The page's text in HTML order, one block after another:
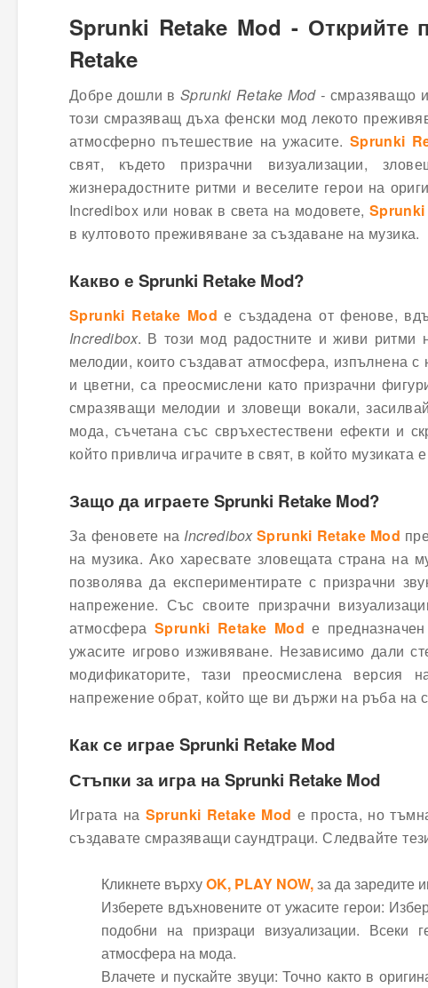
Sprunki Retake Mod - Открийте
Retake
Добре дошли вSprunki Retake Mod - смразяващо
този смразяващ дъха фенски мод лекото
атмосферно пътешествие на ужасите. Sprunki
свят, където призрачни визуализации,
жизнерадостните ритми и веселите герои на
Incredibox или новак в света на модовете, Sprunki
в култовото преживяване за създаване на музика.
Какво е Sprunki Retake Mod?
Sprunki Retake Mod е създадена от фенове,
Incredibox. В този мод радостните и живи ритми
мелодии, които създават атмосфера, изпълнена
и цветни, са преосмислени като призрачни
смразяващи мелодии и зловещи вокали,
мода, съчетана със свръхестествени ефекти и
който привлича играчите в свят, в който
Защо да играете Sprunki Retake Mod?
За феновете на Incredibox Sprunki Retake Mod
на музика. Ако харесвате зловещата страна на
позволява да експериментирате с призрачни
напрежение. Със своите призрачни
атмосфера Sprunki Retake Mod е
ужасите игрово изживяване. Независимо дали
модификаторите, тази преосмислена версия
напрежение обрат, който ще ви държи на ръба на
Как се играе Sprunki Retake Mod
Стъпки за игра на Sprunki Retake Mod
Играта на Sprunki Retake Mod е проста, но
създавате смразяващи саундтраци. Следвайте
Кликнете върхуOK, PLAY NOW,за да заредите
Изберете вдъхновените от ужасите герои:
подобни на призраци визуализации. Всеки
атмосфера на мода.
Влачете и пускайте звуци: Точно както в